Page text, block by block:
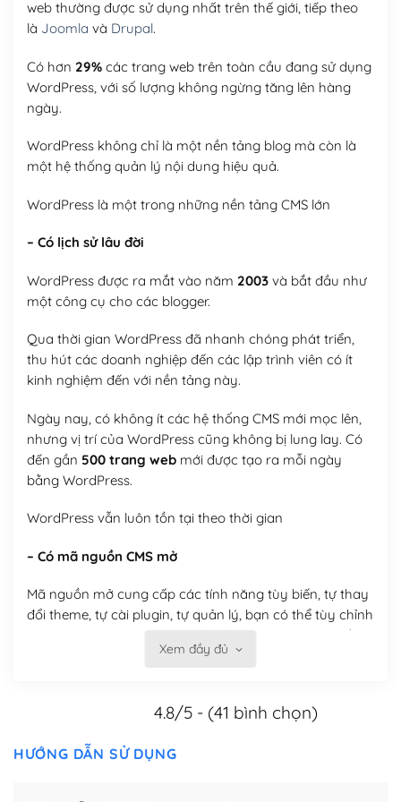
web thường được sử dụng nhất trên thế giới, tiếp theo
là Joomla và Drupal.
Có hơn 29%các trang web trên toàn cầu đang sử dụng
WordPress, với số lượng không ngừng tăng lên hàng
ngày.
WordPress không chỉ là một nền tảng blog mà còn là
một hệ thống quản lý nội dung hiệu quả.
WordPress là một trong những nền tảng CMS lớn
– Có lịch sử lâu đời
WordPress được ra mắt vào năm 2003và bắt đầu như
một công cụ cho các blogger.
Qua thời gian WordPress đã nhanh chóng phát triển,
thu hút các doanh nghiệp đến các lập trình viên có ít
kinh nghiệm đến với nền tảng này.
Ngày nay, có không ít các hệ thống CMS mới mọc lên,
nhưng vị trí của WordPress cũng không bị lung lay. Có
đến gần 500 trang webmới được tạo ra mỗi ngày
bằng WordPress.
WordPress vẫn luôn tồn tại theo thời gian
– Có mã nguồn CMS mở
Mã nguồn mở cung cấp các tính năng tùy biến, tự thay
đổi theme, tự cài plugin, tự quản lý, bạn có thể tùy chỉnh
nó theo ý bạn mà không phải sử dụng dịch vụ tại bất
Có thể tùy biến trên website WordPress
Xem đầy đủ
4.8/5 - (41 bình chọn)
HƯỚNG DẪN SỬ DỤNG